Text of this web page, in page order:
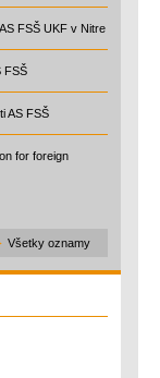
FSŠ UKF v Nitre
FSŠ
AS FSŠ
for foreign
Všetky oznamy